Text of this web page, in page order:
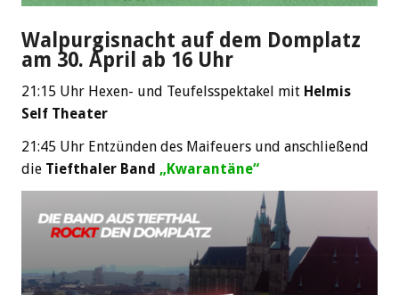
Walpurgisnacht auf dem Domplatz
am 30. April ab 16 Uhr
21:15 Uhr Hexen- und Teufelsspektakel mit Helmis
Self Theater
21:45 Uhr Entzünden des Maifeuers und anschließend
die Tiefthaler Band „Kwarantäne“